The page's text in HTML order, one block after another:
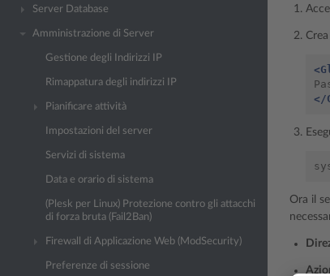
Server Database
Amministrazione di Server
Gestione degli Indirizzi IP
Rimappatura degli indirizzi IP
Pianificare attività
Impostazioni del server
Servizi di sistema
Data e orario di sistema
(Plesk per Linux) Protezione contro gli attacchi
di forza bruta (Fail2Ban)
Firewall di Applicazione Web (ModSecurity)
Preferenze di sessione
</
Ora il